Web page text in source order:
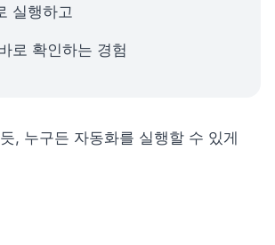
실행하고
로 확인하는 경험
, 누구든 자동화를 실행할 수 있게